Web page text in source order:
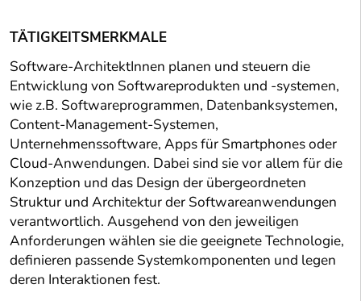
TÄTIGKEITSMERKMALE
Software-ArchitektInnen planen und steuern die
Entwicklung von Softwareprodukten und -systemen,
wie z.B. Softwareprogrammen, Datenbanksystemen,
Content-Management-Systemen,
Unternehmenssoftware, Apps für Smartphones oder
Cloud-Anwendungen. Dabei sind sie vor allem für die
Konzeption und das Design der übergeordneten
Struktur und Architektur der Softwareanwendungen
verantwortlich. Ausgehend von den jeweiligen
Anforderungen wählen sie die geeignete Technologie,
definieren passende Systemkomponenten und legen
deren Interaktionen fest.